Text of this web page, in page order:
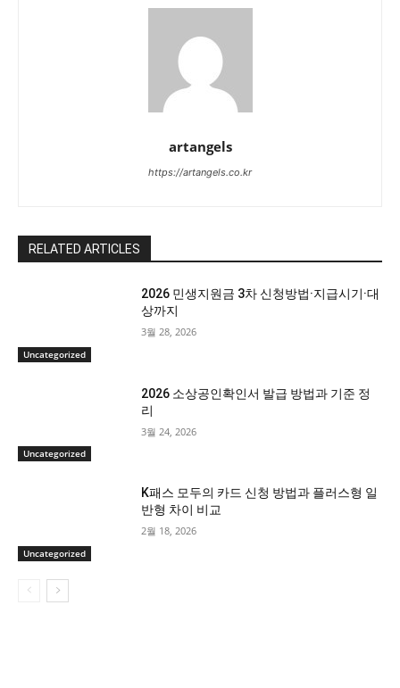
artangels
https://artangels.co.kr
RELATED ARTICLES
Uncategorized
2026 민생지원금 3차 신청방법·지급시기·대
상까지
3월 28, 2026
Uncategorized
2026 소상공인확인서 발급 방법과 기준 정
리
3월 24, 2026
Uncategorized
K패스 모두의 카드 신청 방법과 플러스형 일
반형 차이 비교
2월 18, 2026